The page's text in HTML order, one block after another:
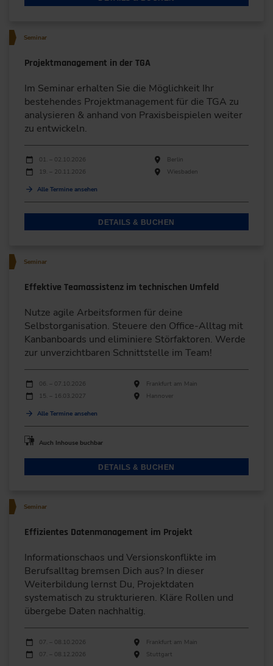
Seminar
Projektmanagement in der TGA
Im Seminar erhalten Sie die Möglichkeit Ihr
bestehendes Projektmanagement für die TGA zu
analysieren & anhand von Praxisbeispielen weiter
zu entwickeln.
Durchführungen
Veranstaltungsdatum
01. – 02.10.2026
Berlin
19. – 20.11.2026
Wiesbaden
Alle Termine ansehen
DETAILS & BUCHEN
Seminar
Effektive Teamassistenz im technischen Umfeld
Nutze agile Arbeitsformen für deine
Selbstorganisation. Steuere den Office-Alltag mit
Kanbanboards und eliminiere Störfaktoren. Werde
zur unverzichtbaren Schnittstelle im Team!
Durchführungen
Veranstaltungsdatum Veranstaltungsort
06. – 07.10.2026
Frankfurt am Main
15. – 16.03.2027
Hannover
Alle Termine ansehen
Auch Inhouse buchbar
DETAILS & BUCHEN
Seminar
Effizientes Datenmanagement im Projekt
Informationschaos und Versionskonflikte im
Berufsalltag bremsen Dich aus? In dieser
Weiterbildung lernst Du, Projektdaten
systematisch zu strukturieren. Kläre Rollen und
übergebe Daten nachhaltig.
Durchführungen
Veranstaltungsdatum Veranstaltungsort
07. – 08.10.2026
Frankfurt am Main
07. – 08.12.2026
Stuttgart